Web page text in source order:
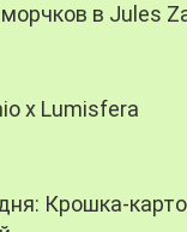
в Jules
x Lumisfera
Крошка-